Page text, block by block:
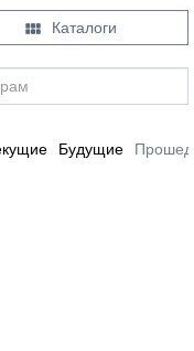
 Каталоги
Будущие